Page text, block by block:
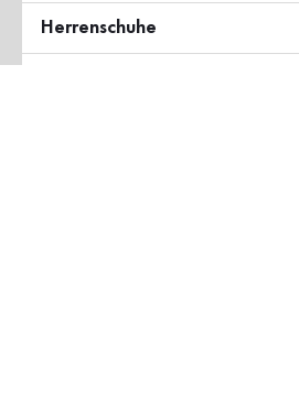
Herrenschuhe